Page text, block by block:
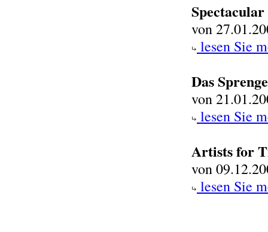
von
lesen Sie
Das
von
lesen Sie
Artists for
von
lesen Sie